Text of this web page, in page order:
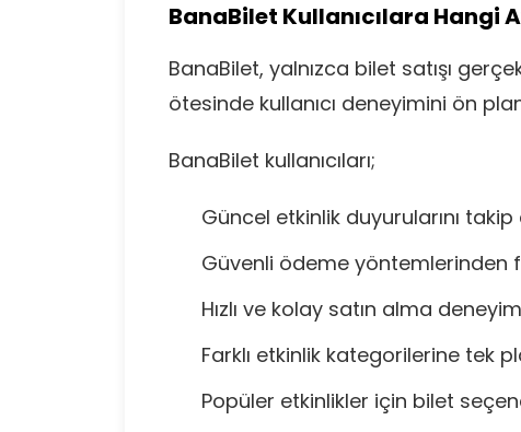
BanaBilet Kullanıcılara Hangi
BanaBilet, yalnızca bilet satışı
ötesinde kullanıcı deneyimini ön
BanaBilet kullanıcıları;
Güncel etkinlik duyurularını takip
Güvenli ödeme yöntemlerinden
Hızlı ve kolay satın alma
Farklı etkinlik kategorilerine tek
Popüler etkinlikler için bilet